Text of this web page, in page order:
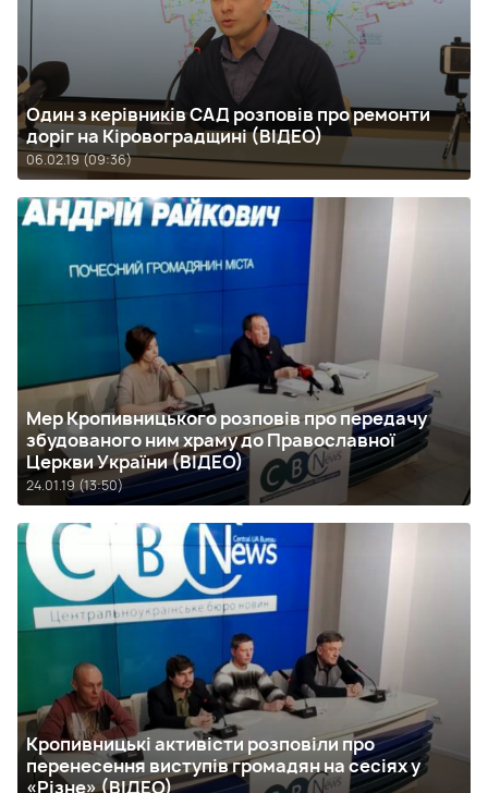
Один з керівників САД розповів про ремонти
доріг на Кіровоградщині (ВІДЕО)
06.02.19 (09:36)
Мер Кропивницького розповів про передачу
збудованого ним храму до Православної
Церкви України (ВІДЕО)
24.01.19 (13:50)
Кропивницькі активісти розповіли про
перенесення виступів громадян на сесіях у
«Різне» (ВІДЕО)